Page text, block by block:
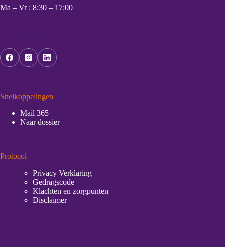
Ma – Vr : 8:30 – 17:00
Snelkoppelingen
Mail 365
Naar dossier
Protocol
Privacy Verklaring
Gedragscode
Klachten en zorgpunten
Disclaimer